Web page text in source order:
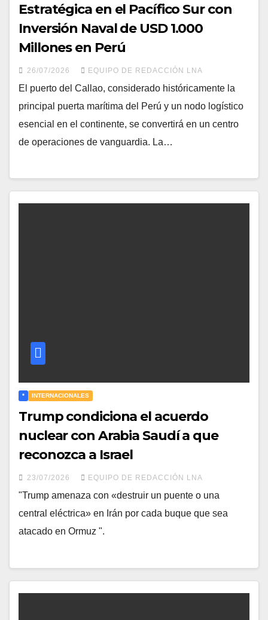
Estratégica en el Pacífico Sur con
Inversión Naval de USD 1.000
Millones en Perú
26/07/2026 EQUIPO DE REDACCIÓN LNA
​El puerto del Callao, considerado históricamente la
principal puerta marítima del Perú y un nodo logístico
esencial en el continente, se convertirá en un centro
de operaciones de vanguardia. La…
* INTERNACIONALES
Trump condiciona el acuerdo
nuclear con Arabia Saudí a que
reconozca a Israel
23/07/2026 EQUIPO DE REDACCIÓN LNA
"Trump amenaza con «destruir un puente o una
central eléctrica» en Irán por cada buque que sea
atacado en Ormuz ".